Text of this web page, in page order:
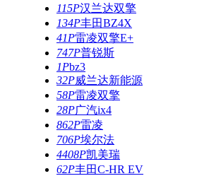
115P汉兰达双擎
134P丰田BZ4X
41P雷凌双擎E+
747P普锐斯
1Pbz3
32P威兰达新能源
58P雷凌双擎
28P广汽ix4
862P雷凌
706P埃尔法
4408P凯美瑞
62P丰田C-HR EV